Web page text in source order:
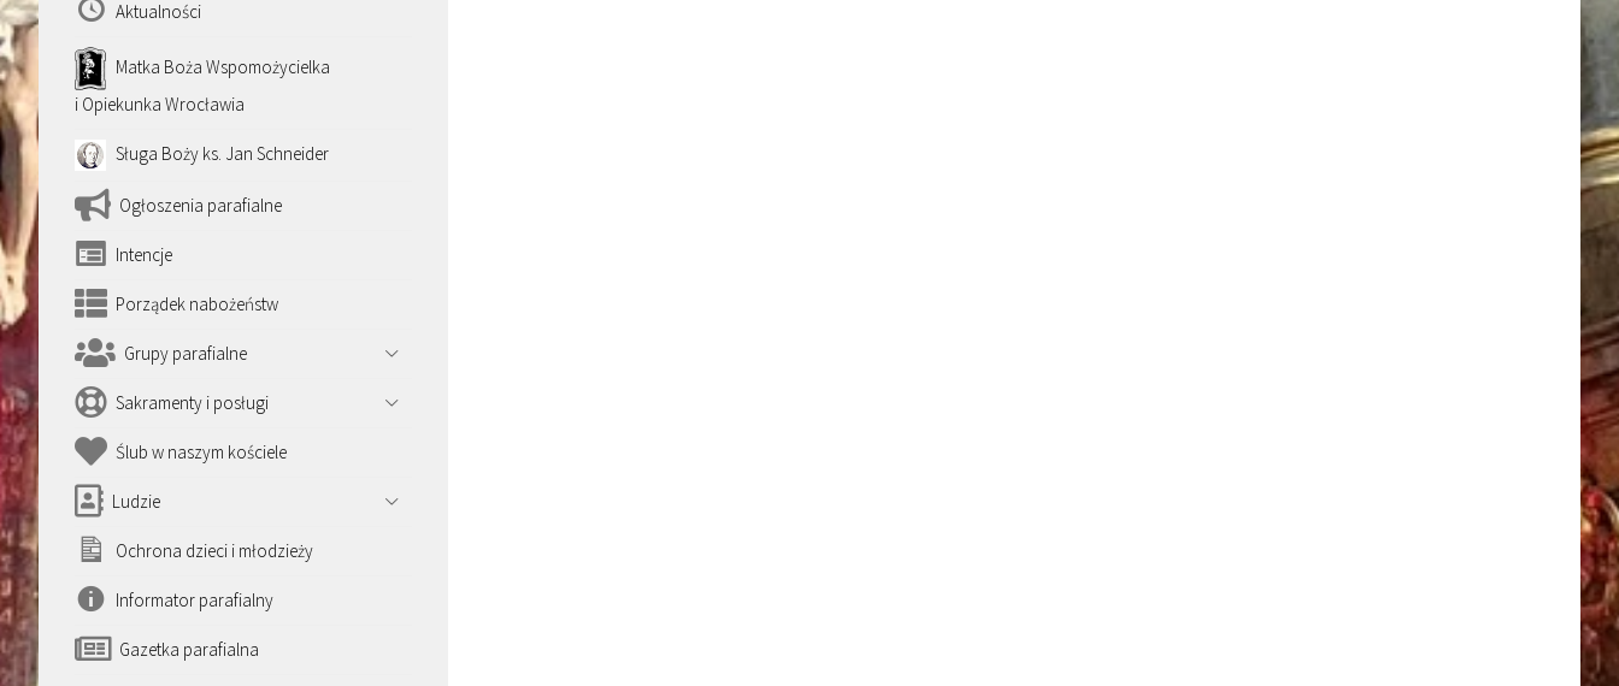
Aktualności
Matka Boża Wspomożycielka
i Opiekunka Wrocławia
Sługa Boży ks. Jan Schneider
Ogłoszenia parafialne
Intencje
Porządek nabożeństw
Grupy parafialne
Sakramenty i posługi
Ślub w naszym kościele
Ludzie
Ochrona dzieci i młodzieży
Informator parafialny
Gazetka parafialna